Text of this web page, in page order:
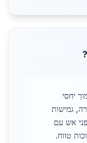
יחסי
גמישות
אש עם
ארוכות טווח.